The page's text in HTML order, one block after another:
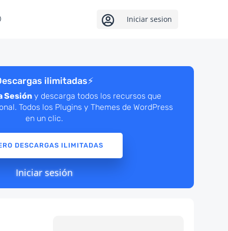
 Iniciar sesion
ilimitadas⚡
Sesióny descarga todos los recursos que
Todos los Plugins y Themes de WordPress
en un clic.
DESCARGAS ILIMITADAS
Iniciar sesión